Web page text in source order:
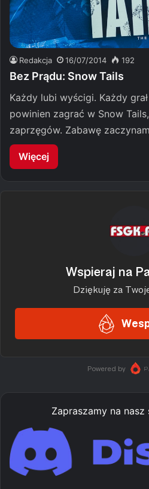
Redakcja 16/07/2014 192
Bez Prądu: Snow Tails
Każdy lubi wyścigi. Każdy
powinien zagrać w Snow
zaprzęgów. Zabawę
Więcej
Zapraszamy na